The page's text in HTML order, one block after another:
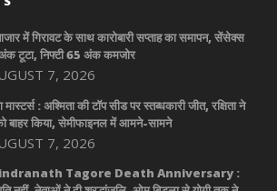
में गिरावट के साथ कारोबारी सप्ताह का समापन, सेंसेक्स
टूटा, निफ्टी 65 अंक कमजोर
7, 2026
मास्टर्स : अश्मिता की टॉप सीड पर स्तब्धकारी जीत, रक्षिता ने
बाहर किया, सेमीफाइनल में आमने-सामने
7, 2026
Tagore Death Anniversary :